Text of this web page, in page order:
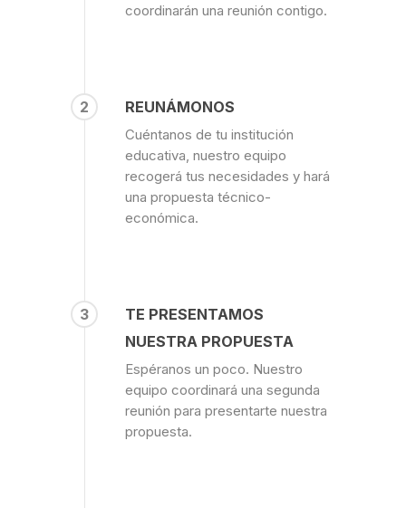
coordinarán una reunión contigo.
2 REUNÁMONOS
Cuéntanos de tu institución
educativa, nuestro equipo
recogerá tus necesidades y hará
una propuesta técnico-
económica.
3
TE PRESENTAMOS
NUESTRA PROPUESTA
Espéranos un poco. Nuestro
equipo coordinará una segunda
reunión para presentarte nuestra
propuesta.